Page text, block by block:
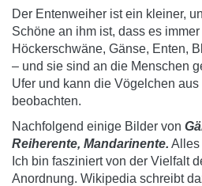
Der Entenweiher ist ein kleiner,
Schöne an ihm ist, dass es
Höckerschwäne, Gänse, Enten,
– und sie sind an die Menschen
Ufer und kann die Vögelchen
beobachten.
Nachfolgend einige Bilder von
Reiherente, Mandarinente. Alles
Ich bin fasziniert von der Vielfalt
Anordnung. Wikipedia schreibt